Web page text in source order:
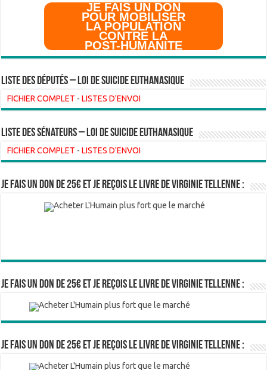
JE FAIS UN DON
POUR MOBILISER
LA POPULATION
CONTRE LA
POST-HUMANITE
Liste des Députés – Loi de suicide euthanasique
FICHIER COMPLET -LISTES D'ENVOI
liste des sénateurs – loi de suicide euthanasique
FICHIER COMPLET -LISTES D'ENVOI
Je fais un don de 25€ et je reçois le livre de Virginie Tellenne :
Je fais un don de 25€ et je reçois le livre de Virginie Tellenne :
Je fais un don de 25€ et je reçois le livre de Virginie Tellenne :